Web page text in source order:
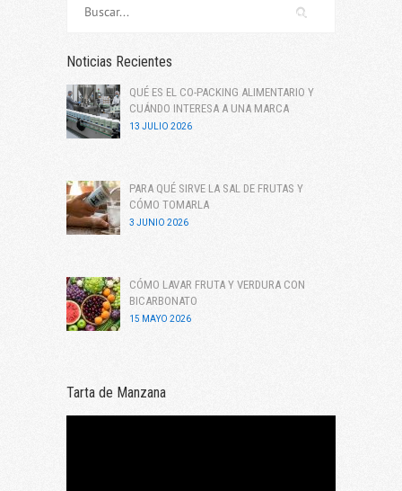
Noticias Recientes
QUÉ ES EL CO-PACKING ALIMENTARIO Y
CUÁNDO INTERESA A UNA MARCA
13 JULIO 2026
PARA QUÉ SIRVE LA SAL DE FRUTAS Y
CÓMO TOMARLA
3 JUNIO 2026
CÓMO LAVAR FRUTA Y VERDURA CON
BICARBONATO
15 MAYO 2026
Tarta de Manzana